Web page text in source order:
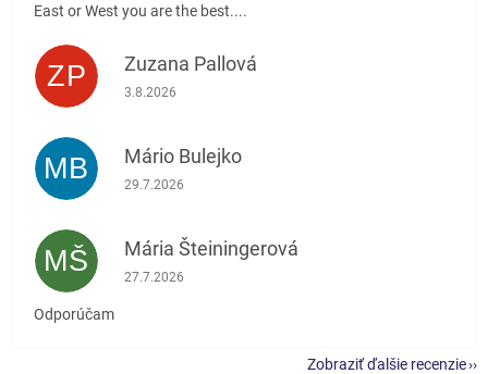
East or West you are the best....
ZP Zuzana Pallová
Hodnotenie obchodu je 5 z 5 hviezdičiek.
3.8.2026
MB Mário Bulejko
Hodnotenie obchodu je 5 z 5 hviezdičiek.
29.7.2026
MŠ Mária Šteiningerová
Hodnotenie obchodu je 5 z 5 hviezdičiek.
27.7.2026
Odporúčam
Zobraziť ďalšie recenzie